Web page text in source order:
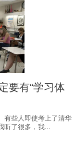
要有“学习体
有些人即使考上了清华
听了很多，我...